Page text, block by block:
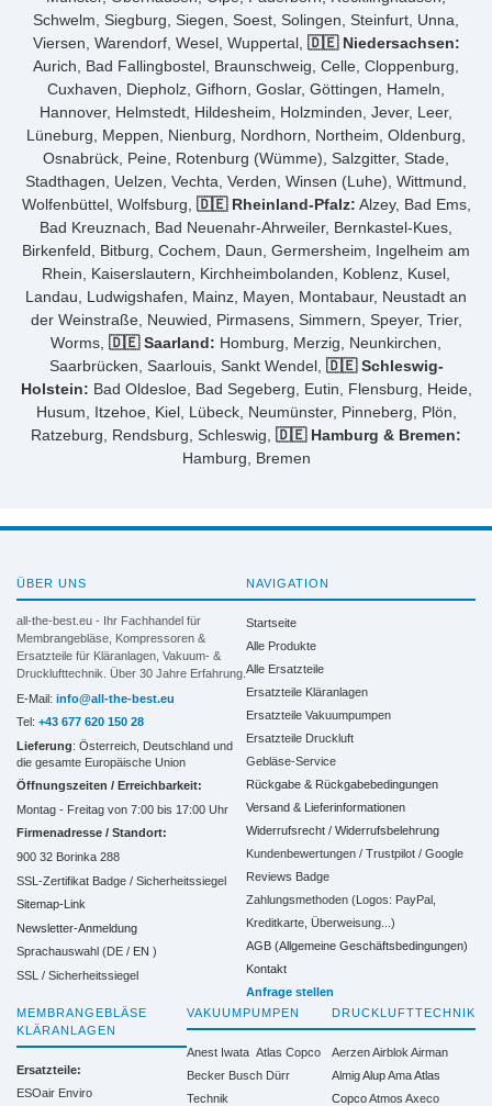
Schwelm, Siegburg, Siegen, Soest, Solingen, Steinfurt, Unna,
Viersen, Warendorf, Wesel, Wuppertal, 🇩🇪 Niedersachsen:
Aurich, Bad Fallingbostel, Braunschweig, Celle, Cloppenburg,
Cuxhaven, Diepholz, Gifhorn, Goslar, Göttingen, Hameln,
Hannover, Helmstedt, Hildesheim, Holzminden, Jever, Leer,
Lüneburg, Meppen, Nienburg, Nordhorn, Northeim, Oldenburg,
Osnabrück, Peine, Rotenburg (Wümme), Salzgitter, Stade,
Stadthagen, Uelzen, Vechta, Verden, Winsen (Luhe), Wittmund,
Wolfenbüttel, Wolfsburg, 🇩🇪 Rheinland-Pfalz: Alzey, Bad Ems,
Bad Kreuznach, Bad Neuenahr-Ahrweiler, Bernkastel-Kues,
Birkenfeld, Bitburg, Cochem, Daun, Germersheim, Ingelheim am
Rhein, Kaiserslautern, Kirchheimbolanden, Koblenz, Kusel,
Landau, Ludwigshafen, Mainz, Mayen, Montabaur, Neustadt an
der Weinstraße, Neuwied, Pirmasens, Simmern, Speyer, Trier,
Worms, 🇩🇪 Saarland: Homburg, Merzig, Neunkirchen,
Saarbrücken, Saarlouis, Sankt Wendel, 🇩🇪 Schleswig-
Holstein: Bad Oldesloe, Bad Segeberg, Eutin, Flensburg, Heide,
Husum, Itzehoe, Kiel, Lübeck, Neumünster, Pinneberg, Plön,
Ratzeburg, Rendsburg, Schleswig, 🇩🇪 Hamburg & Bremen:
Hamburg, Bremen
ÜBER UNS
all-the-best.eu - Ihr Fachhandel für
Membrangebläse, Kompressoren &
Ersatzteile für Kläranlagen, Vakuum- &
Drucklufttechnik. Über 30 Jahre Erfahrung.
E-Mail: info@all-the-best.eu
Tel: +43 677 620 150 28
Lieferung: Österreich, Deutschland und
die gesamte Europäische Union
Öffnungszeiten / Erreichbarkeit:
Montag - Freitag von 7:00 bis 17:00 Uhr
Firmenadresse / Standort:
900 32 Borinka 288
SSL-Zertifikat Badge / Sicherheitssiegel
Sitemap-Link
Newsletter-Anmeldung
Sprachauswahl (DE / EN )
SSL / Sicherheitssiegel
NAVIGATION
Startseite
Alle Produkte
Alle Ersatzteile
Ersatzteile Kläranlagen
Ersatzteile Vakuumpumpen
Ersatzteile Druckluft
Gebläse-Service
Rückgabe & Rückgabebedingungen
Versand & Lieferinformationen
Widerrufsrecht / Widerrufsbelehrung
Kundenbewertungen / Trustpilot / Google
Reviews Badge
Zahlungsmethoden (Logos: PayPal,
Kreditkarte, Überweisung...)
AGB (Allgemeine Geschäftsbedingungen)
Kontakt
Anfrage stellen
MEMBRANGEBLÄSE
KLÄRANLAGEN
Ersatzteile:
ESOair Enviro
VAKUUMPUMPEN
Anest Iwata Atlas Copco
Becker Busch Dürr
Technik
DRUCKLUFTTECHNIK
AerzenAirblok Airman
Almig Alup Ama Atlas
Copco Atmos Axeco